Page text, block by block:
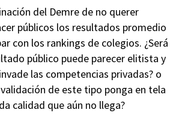
del Demre de no querer
públicos los resultados promedio
con los rankings de colegios. ¿Será
público puede parecer elitista y
las competencias privadas? o
de este tipo ponga en tela
calidad que aún no llega?